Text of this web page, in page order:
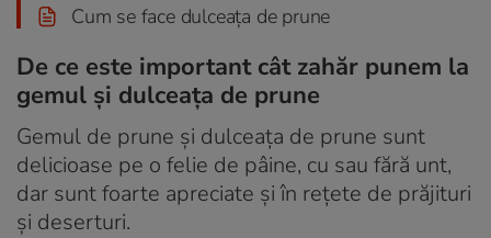
Cum se face dulceața de prune
De ce este important cât zahăr punem la
gemul și dulceața de prune
Gemul de prune și dulceața de prune sunt
delicioase pe o felie de pâine, cu sau fără unt,
dar sunt foarte apreciate și în rețete de prăjituri
și deserturi.